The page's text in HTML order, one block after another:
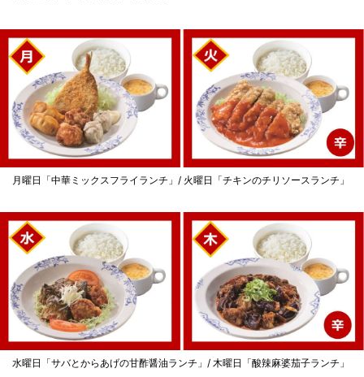
月曜日「中華ミックスフライランチ」/ 火曜日「チキンのチリソースランチ」
水曜日「サバとからあげの甘酢醤油ランチ」/ 木曜日「酸辣麻婆茄子ランチ」